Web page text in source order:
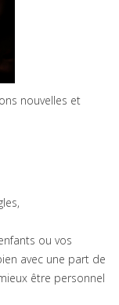
nouvelles et
ou vos
avec une part de
être personnel